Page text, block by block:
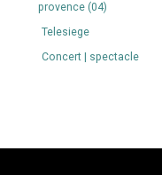
provence (04)
Telesiege
Concert | spectacle